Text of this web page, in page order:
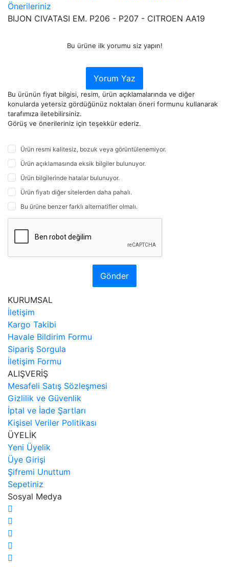
Önerileriniz
BIJON CIVATASI EM. P206 - P207 - CITROEN AA19
Bu ürüne ilk yorumu siz yapın!
Yorum Yaz
Bu ürünün fiyat bilgisi, resim, ürün açıklamalarında ve diğer
konularda yetersiz gördüğünüz noktaları öneri formunu kullanarak
tarafımıza iletebilirsiniz.
Görüş ve önerileriniz için teşekkür ederiz.
Ürün resmi kalitesiz, bozuk veya görüntülenemiyor.
Ürün açıklamasında eksik bilgiler bulunuyor.
Ürün bilgilerinde hatalar bulunuyor.
Ürün fiyatı diğer sitelerden daha pahalı.
Bu ürüne benzer farklı alternatifler olmalı.
Gönder
KURUMSAL
İletişim
Kargo Takibi
Havale Bildirim Formu
Sipariş Sorgula
İletişim Formu
ALIŞVERİŞ
Mesafeli Satış Sözleşmesi
Gizlilik ve Güvenlik
İptal ve İade Şartları
Kişisel Veriler Politikası
ÜYELİK
Yeni Üyelik
Üye Girişi
Şifremi Unuttum
Sepetiniz
Sosyal Medya